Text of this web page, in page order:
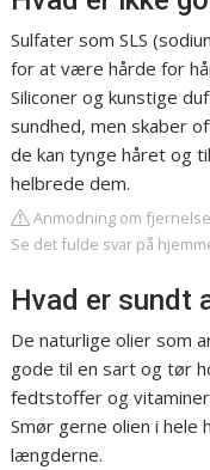
Sulfater som SLS
for at være hårde for
Siliconer og kunstige
sundhed, men skaber
de kan tynge håret og
helbrede dem.
Anmodning om fjernelse
Se det fulde svar på
Hvad er sundt
De naturlige olier som
gode til en sart og tør
fedtstoffer og
Smør gerne olien i hele
længderne.